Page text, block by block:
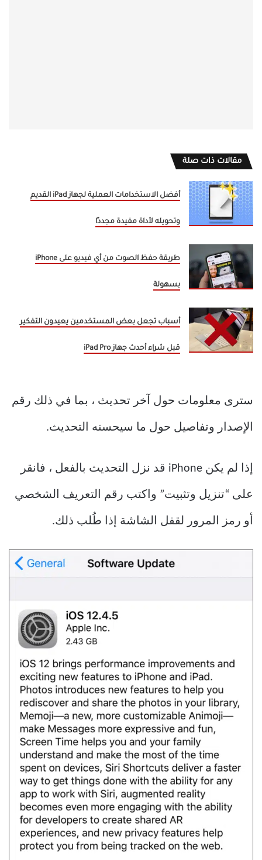
مقالات ذات صلة
أفضل الاستخدامات العملية لجهاز iPad القديم
وتحويله لأداة مفيدة مجددًا
طريقة حفظ الصوت من أي فيديو على iPhone
بسهولة
أسباب تجعل بعض المستخدمين يعيدون التفكير
قبل شراء أحدث جهاز iPad Pro
سترى معلومات حول آخر تحديث ، بما في ذلك رقم
الإصدار وتفاصيل حول ما سيحسنه التحديث.
إذا لم يكن iPhone قد نزل التحديث بالفعل ، فانقر
على “تنزيل وتثبيت” واكتب رقم التعريف الشخصي
أو رمز المرور لقفل الشاشة إذا طُلب ذلك.